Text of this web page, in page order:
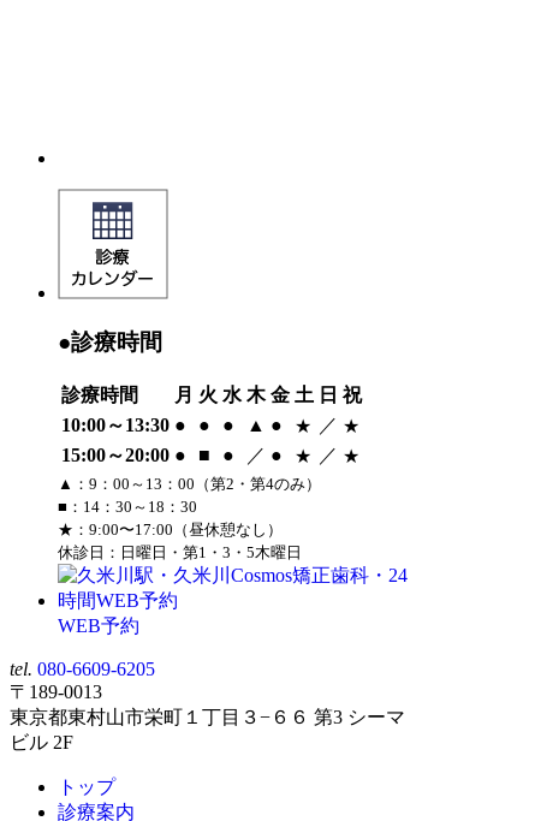
●診療時間
診療時間 月 火 水 木 金 土 日 祝
10:00～13:30 ● ● ● ▲ ● ★ ／ ★
15:00～20:00 ● ■ ● ／ ● ★ ／ ★
▲：9：00～13：00（第2・第4のみ）
■：14：30～18：30
★：9:00〜17:00（昼休憩なし）
休診日：日曜日・第1・3・5木曜日
WEB予約
tel. 080-6609-6205
〒189-0013
東京都東村山市栄町１丁目３−６６ 第3 シーマ
ビル 2F
トップ
診療案内